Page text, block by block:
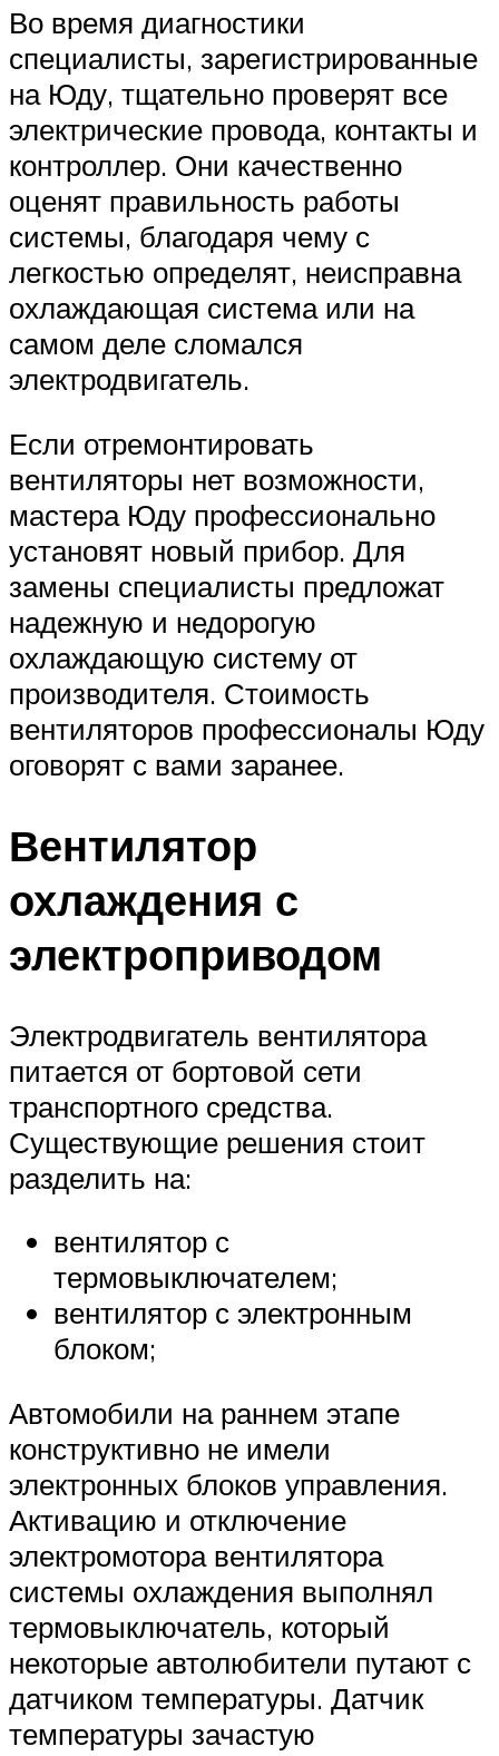
Во время диагностики
специалисты, зарегистрированные
на Юду, тщательно проверят все
электрические провода, контакты и
контроллер. Они качественно
оценят правильность работы
системы, благодаря чему с
легкостью определят, неисправна
охлаждающая система или на
самом деле сломался
электродвигатель.
Если отремонтировать
вентиляторы нет возможности,
мастера Юду профессионально
установят новый прибор. Для
замены специалисты предложат
надежную и недорогую
охлаждающую систему от
производителя. Стоимость
вентиляторов профессионалы Юду
оговорят с вами заранее.
Вентилятор
охлаждения с
электроприводом
Электродвигатель вентилятора
питается от бортовой сети
транспортного средства.
Существующие решения стоит
разделить на:
вентилятор с
термовыключателем;
вентилятор с электронным
блоком;
Автомобили на раннем этапе
конструктивно не имели
электронных блоков управления.
Активацию и отключение
электромотора вентилятора
системы охлаждения выполнял
термовыключатель, который
некоторые автолюбители путают с
датчиком температуры. Датчик
температуры зачастую